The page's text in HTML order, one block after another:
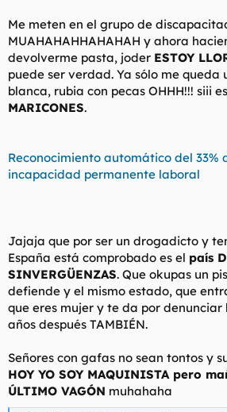
Me meten en el grupo de
MUAHAHAHHAHAHAH y ahora
devolverme pasta, joder ESTOY
puede ser verdad. Ya sólo me queda
blanca, rubia con pecas OHHH!!! siii
MARICONES.
Reconocimiento automático del 33%
incapacidad permanente laboral
Jajaja que por ser un drogadicto y
España está comprobado es el país
SINVERGÜENZAS. Que okupas un
defiende y el mismo estado, que
que eres mujer y te da por denunciar
años después TAMBIÉN.
Señores con gafas no sean tontos y
HOY YO SOY MAQUINISTA pero
ÚLTIMO VAGÓN muhahaha